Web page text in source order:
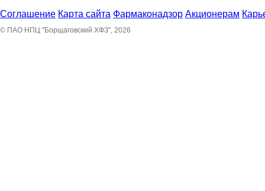
Соглашение Карта сайта Фармаконадзор Акционерам
© ПАО НПЦ "Борщаговский ХФЗ", 2026